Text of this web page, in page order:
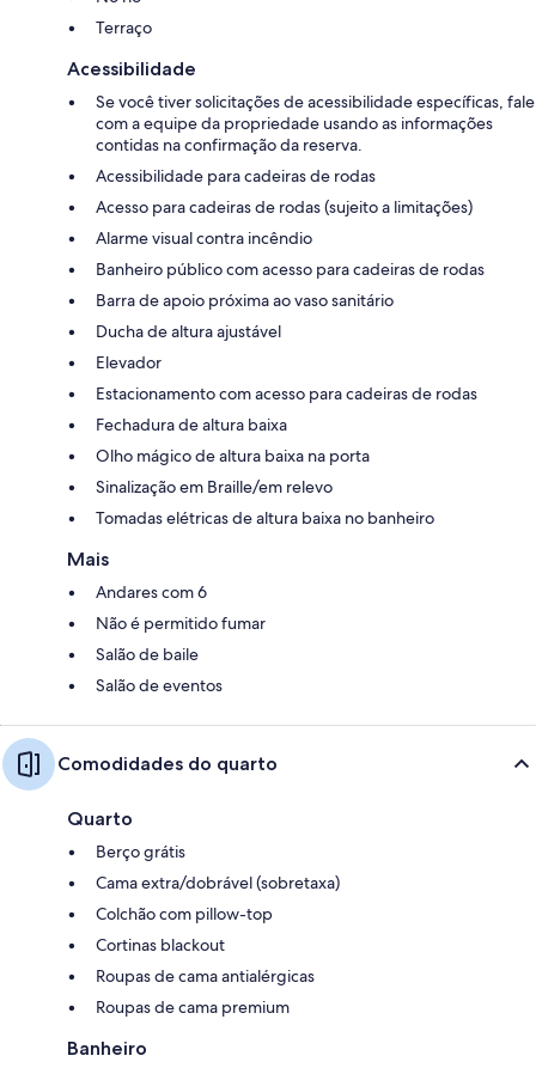
Terraço
Acessibilidade
Se você tiver solicitações de acessibilidade específicas, fale
com a equipe da propriedade usando as informações
contidas na confirmação da reserva.
Acessibilidade para cadeiras de rodas
Acesso para cadeiras de rodas (sujeito a limitações)
Alarme visual contra incêndio
Banheiro público com acesso para cadeiras de rodas
Barra de apoio próxima ao vaso sanitário
Ducha de altura ajustável
Elevador
Estacionamento com acesso para cadeiras de rodas
Fechadura de altura baixa
Olho mágico de altura baixa na porta
Sinalização em Braille/em relevo
Tomadas elétricas de altura baixa no banheiro
Mais
Andares com 6
Não é permitido fumar
Salão de baile
Salão de eventos
Comodidades do quarto
Quarto
Berço grátis
Cama extra/dobrável (sobretaxa)
Colchão com pillow-top
Cortinas blackout
Roupas de cama antialérgicas
Roupas de cama premium
Banheiro